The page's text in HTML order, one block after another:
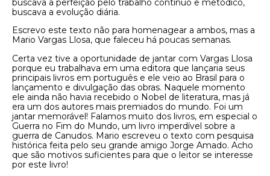
buscava a perfeição pelo trabalho contínuo e metódico,
buscava a evolução diária.
Escrevo este texto não para homenagear a ambos, mas a
Mario Vargas Llosa, que faleceu há poucas semanas.
Certa vez tive a oportunidade de jantar com Vargas Llosa
porque eu trabalhava em uma editora que lançaria seus
principais livros em português e ele veio ao Brasil para o
lançamento e divulgação das obras. Naquele momento
ele ainda não havia recebido o Nobel de literatura, mas já
era um dos autores mais premiados do mundo. Foi um
jantar memorável! Falamos muito dos livros, em especial o
Guerra no Fim do Mundo, um livro imperdível sobre a
guerra de Canudos. Mario escreveu o texto com pesquisa
histórica feita pelo seu grande amigo Jorge Amado. Acho
que são motivos suficientes para que o leitor se interesse
por este livro!